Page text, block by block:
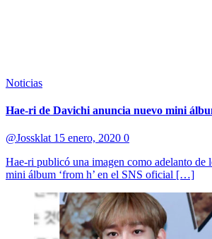
Noticias
Hae-ri de Davichi anuncia nuevo mini
@Jossklat 15 enero, 2020 0
Hae-ri publicó una imagen como adelanto de
mini álbum ‘from h’ en el SNS oficial […]